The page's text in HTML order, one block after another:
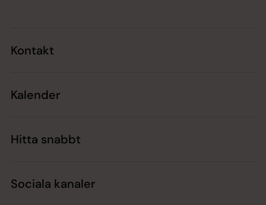
Kontakt
Kalender
Hitta snabbt
Sociala kanaler